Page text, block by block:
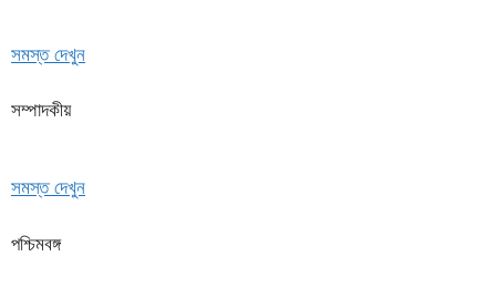
সমস্ত দেখুন
সম্পাদকীয়
সমস্ত দেখুন
পশ্চিমবঙ্গ